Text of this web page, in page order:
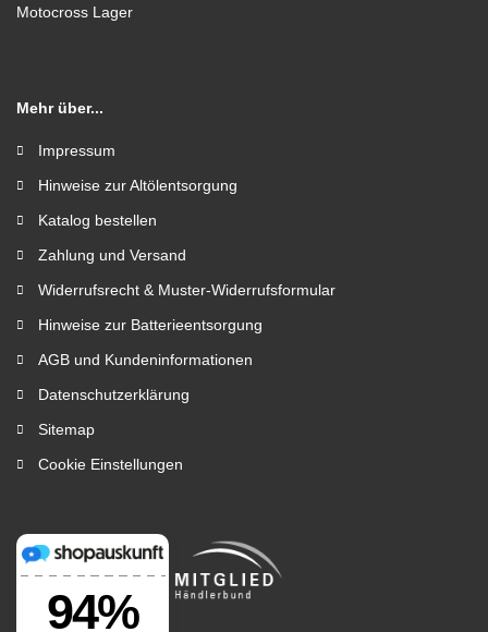
Motocross Lager
Mehr über...
Impressum
Hinweise zur Altölentsorgung
Katalog bestellen
Zahlung und Versand
Widerrufsrecht & Muster-Widerrufsformular
Hinweise zur Batterieentsorgung
AGB und Kundeninformationen
Datenschutzerklärung
Sitemap
Cookie Einstellungen